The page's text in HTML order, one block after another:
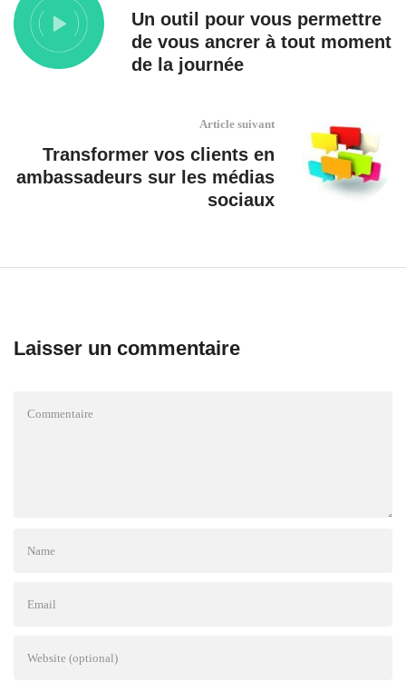
Un outil pour vous permettre
de vous ancrer à tout moment
de la journée
Article suivant
Transformer vos clients en
ambassadeurs sur les médias
sociaux
Laisser un commentaire